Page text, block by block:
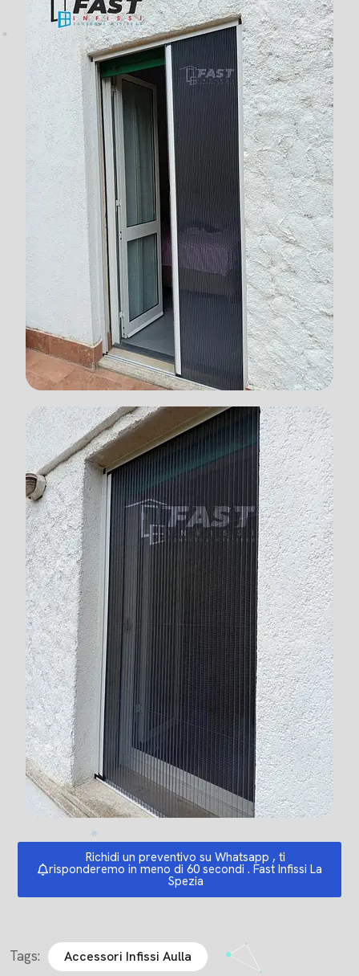
Richidi un preventivo su Whatsapp , ti
risponderemo in meno di 60 secondi . Fast Infissi La
Spezia
Tags: Accessori Infissi Aulla